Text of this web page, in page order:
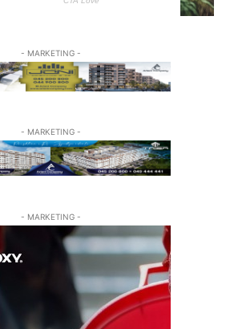
- MARKETING -
- MARKETING -
- MARKETING -